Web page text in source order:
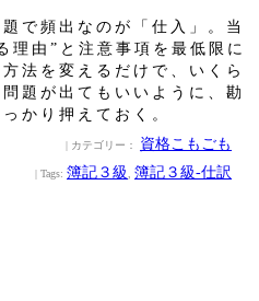
で頻出なのが「仕入」。当
理由”と注意事項を最低限に
法を変えるだけで、いくら
題が出てもいいように、勘
かり押えておく。
| カテゴリー： 資格こもごも
| Tags: 簿記３級 簿記３級‐仕訳